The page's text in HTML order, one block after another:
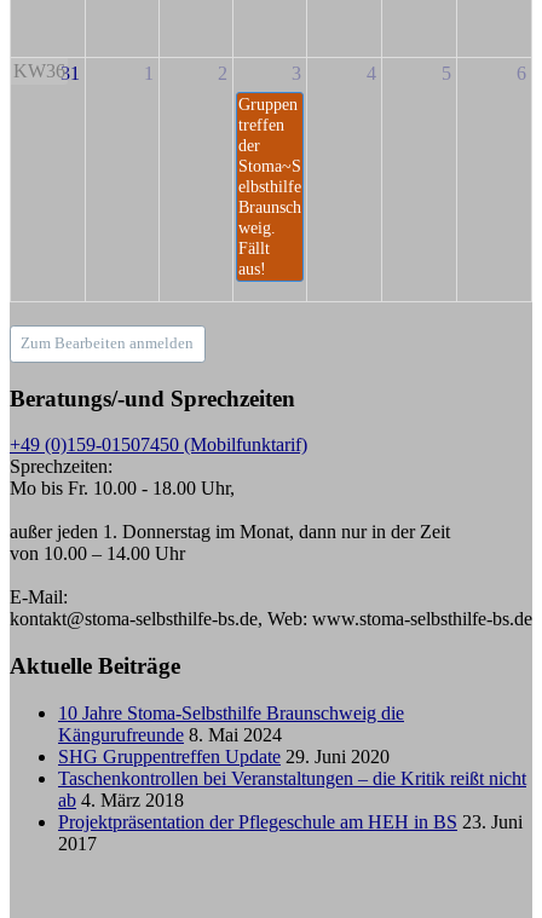
KW3631 1 2 3
Gruppen
treffen
der
Stoma~S
elbsthilfe
Braunsch
weig.
Fällt
aus!
4 5 6
Zum Bearbeiten anmelden
Beratungs/-und Sprechzeiten
+49 (0)159-01507450 (Mobilfunktarif)
Sprechzeiten:
Mo bis Fr. 10.00 - 18.00 Uhr,
außer jeden 1. Donnerstag im Monat, dann nur in der Zeit
von 10.00 – 14.00 Uhr
E-Mail:
kontakt@stoma-selbsthilfe-bs.de, Web: www.stoma-selbsthilfe-bs.de
Aktuelle Beiträge
10 Jahre Stoma-Selbsthilfe Braunschweig die
Kängurufreunde 8. Mai 2024
SHG Gruppentreffen Update 29. Juni 2020
Taschenkontrollen bei Veranstaltungen – die Kritik reißt nicht
ab 4. März 2018
Projektpräsentation der Pflegeschule am HEH in BS 23. Juni
2017